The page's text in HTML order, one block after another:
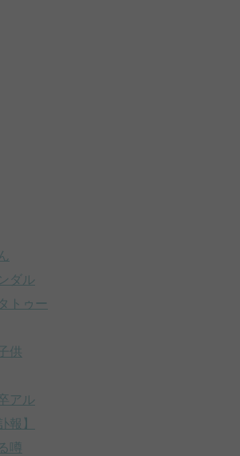
ダル
トゥー
供
アル
報】
噂